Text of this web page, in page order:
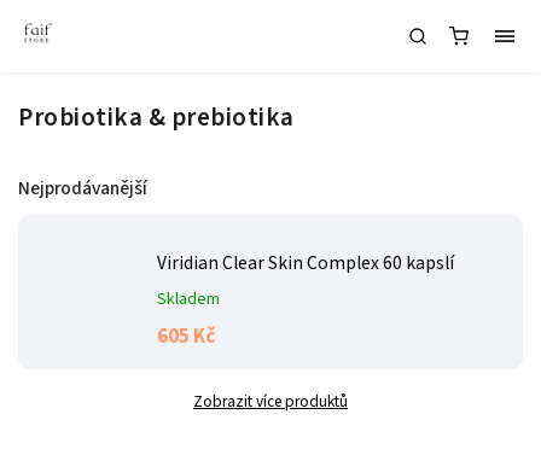
Probiotika & prebiotika
Nejprodávanější
Viridian Clear Skin Complex 60 kapslí
Skladem
605 Kč
Zobrazit více produktů